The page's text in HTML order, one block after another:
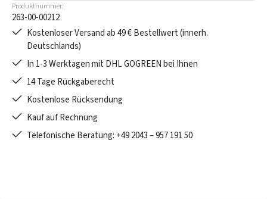
Produktnummer:
263-00-00212
Kostenloser Versand ab 49 € Bestellwert (innerh.
Deutschlands)
In 1-3 Werktagen mit DHL GOGREEN bei Ihnen
14 Tage Rückgaberecht
Kostenlose Rücksendung
Kauf auf Rechnung
Telefonische Beratung: +49 2043 – 957 191 50